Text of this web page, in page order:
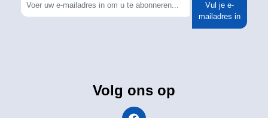
Vul je e-
mailadres in
Volg ons op